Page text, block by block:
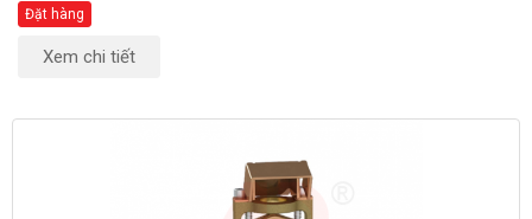
Đặt hàng
Xem chi tiết